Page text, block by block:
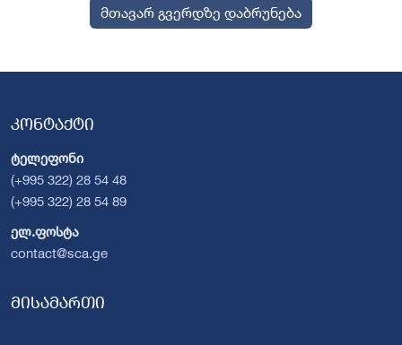
მთავარ გვერდზე დაბრუნება
კონტაქტი
ტელეფონი
(+995 322) 28 54 48
(+995 322) 28 54 89
ელ.ფოსტა
contact@sca.ge
მისამართი